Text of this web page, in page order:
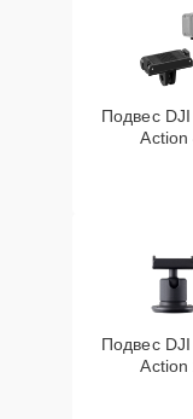
Подвес
Action
Подвес
Action